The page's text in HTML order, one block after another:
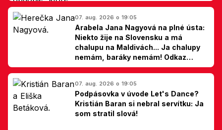
07. aug. 2026 o 19:05
Arabela Jana Nagyová na plné ústa:
Niekto žije na Slovensku a má
chalupu na Maldivách... Ja chalupy
nemám, baráky nemám! Odkaz
Slovákom
07. aug. 2026 o 19:05
Podpásovka v úvode Let's Dance?
Kristián Baran si nebral servítku: Ja
som stratil slová!